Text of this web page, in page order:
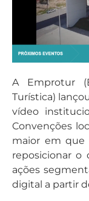
A Emprotur
Turística)
vídeo
Convenções
maior em que
reposicionar o
ações
digital a partir